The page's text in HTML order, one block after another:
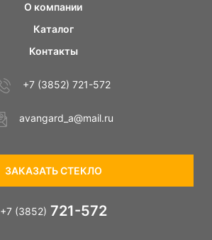
О компании
Каталог
Контакты
+7 (3852) 721-572
avangard_a@mail.ru
ЗАКАЗАТЬ СТЕКЛО
+7 (3852) 721-572